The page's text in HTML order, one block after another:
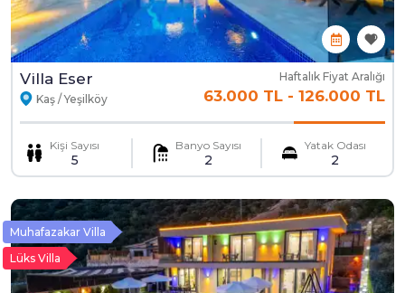
Villa Eser
Kaş / Yeşilköy
Haftalık Fiyat Aralığı
63.000 TL - 126.000 TL
Kişi Sayısı
5
Banyo Sayısı
2
Yatak Odası
2
Muhafazakar Villa
Lüks Villa